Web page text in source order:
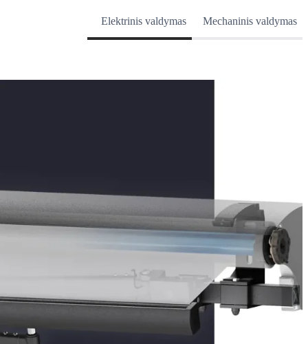
Elektrinis valdymas Mechaninis valdymas